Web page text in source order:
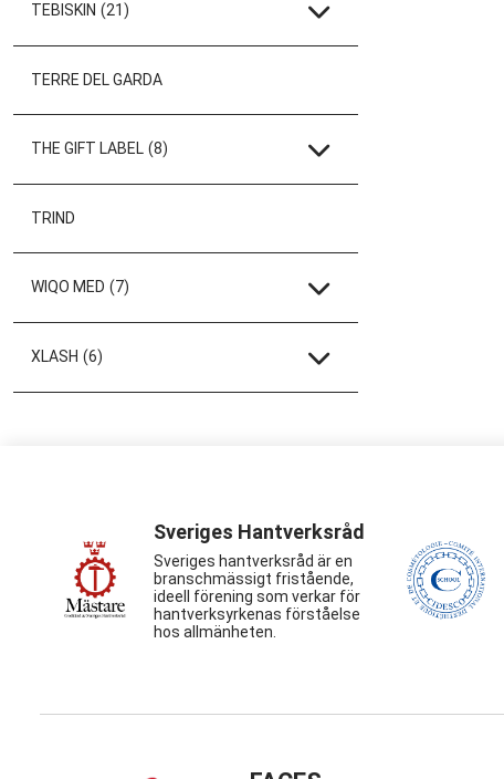
TEBISKIN (21)
TERRE DEL GARDA
THE GIFT LABEL (8)
TRIND
WIQO MED (7)
XLASH (6)
Sveriges Hantverksråd
Sveriges hantverksråd är en
branschmässigt fristående,
ideell förening som verkar för
hantverksyrkenas förståelse
hos allmänheten.